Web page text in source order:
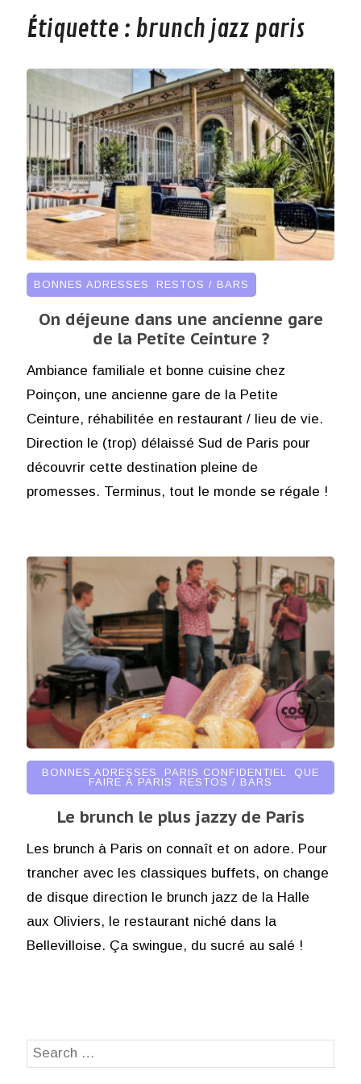
Étiquette : brunch jazz paris
BONNES ADRESSES RESTOS / BARS
On déjeune dans une ancienne gare
de la Petite Ceinture ?
Ambiance familiale et bonne cuisine chez
Poinçon, une ancienne gare de la Petite
Ceinture, réhabilitée en restaurant / lieu de vie.
Direction le (trop) délaissé Sud de Paris pour
découvrir cette destination pleine de
promesses. Terminus, tout le monde se régale !
BONNES ADRESSES , PARIS CONFIDENTIEL, QUE
FAIRE À PARIS , RESTOS / BARS
Le brunch le plus jazzy de Paris
Les brunch à Paris on connaît et on adore. Pour
trancher avec les classiques buffets, on change
de disque direction le brunch jazz de la Halle
aux Oliviers, le restaurant niché dans la
Bellevilloise. Ça swingue, du sucré au salé !
Search